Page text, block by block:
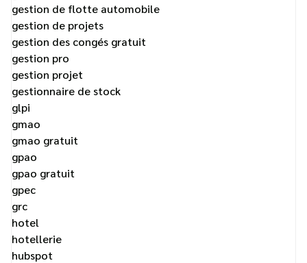
gestion de flotte automobile
gestion de projets
gestion des congés gratuit
gestion pro
gestion projet
gestionnaire de stock
glpi
gmao
gmao gratuit
gpao
gpao gratuit
gpec
grc
hotel
hotellerie
hubspot